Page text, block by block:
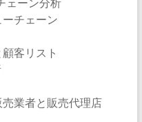
ーチェーン
客リスト
業者と販売代理店